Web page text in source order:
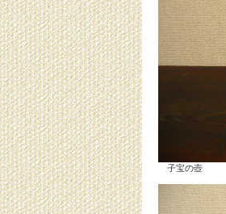
子宝の壺